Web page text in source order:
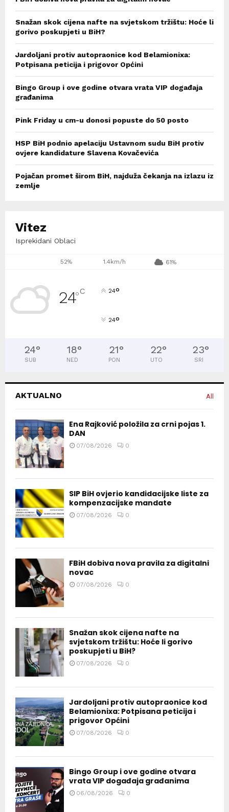
Snažan skok cijena nafte na svjetskom tržištu: Hoće li
gorivo poskupjeti u BiH?
Jardoljani protiv autopraonice kod Belamionixa:
Potpisana peticija i prigovor Općini
Bingo Group i ove godine otvara vrata VIP događaja
građanima
Pink Friday u cm-u donosi popuste do 50 posto
HSP BiH podnio apelaciju Ustavnom sudu BiH protiv
ovjere kandidature Slavena Kovačevića
Pojačan promet širom BiH, najduža čekanja na izlazu iz
zemlje
Vitez
Isprekidani Oblaci
52% 1.4km/h 61%
24°C 24°
24°
24°
SUB
18°
NED
21°
PON
22°
UTO
23°
SRI
AKTUALNO All
Ena Rajković položila za crni pojas 1.
DAN
07/08/2026 0
SIP BiH ovjerio kandidacijske liste za
kompenzacijske mandate
07/08/2026 0
FBiH dobiva nova pravila za digitalni
novac
07/08/2026 0
Snažan skok cijena nafte na
svjetskom tržištu: Hoće li gorivo
poskupjeti u BiH?
07/08/2026 0
Jardoljani protiv autopraonice kod
Belamionixa: Potpisana peticija i
prigovor Općini
07/08/2026 0
Bingo Group i ove godine otvara
vrata VIP događaja građanima
06/08/2026 0